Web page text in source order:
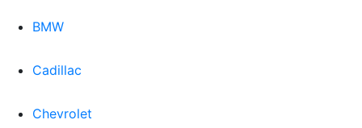
BMW
Cadillac
Chevrolet